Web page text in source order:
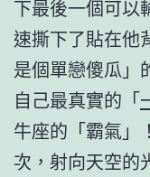
下最後一個可以
速撕下了貼在他
是個單戀傻瓜」
自己最真實的「
牛座的「霸氣」
次，射向天空的